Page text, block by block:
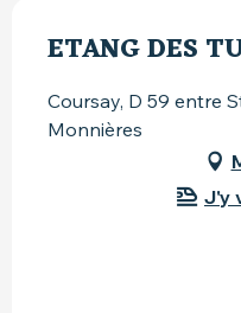
ETANG DES
Coursay, D 59 entre
Monnières
J'y